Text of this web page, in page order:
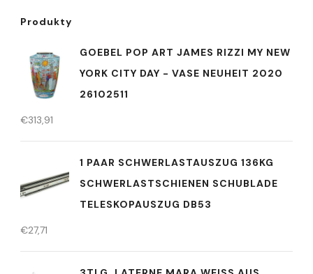
Produkty
GOEBEL POP ART JAMES RIZZI MY NEW
YORK CITY DAY - VASE NEUHEIT 2020
26102511
€313,91
1 PAAR SCHWERLASTAUSZUG 136KG
SCHWERLASTSCHIENEN SCHUBLADE
TELESKOPAUSZUG DB53
€27,71